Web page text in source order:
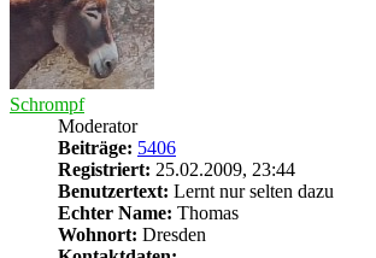
Schrompf
Moderator
Beiträge: 5406
Registriert: 25.02.2009, 23:44
Benutzertext: Lernt nur selten dazu
Echter Name: Thomas
Wohnort: Dresden